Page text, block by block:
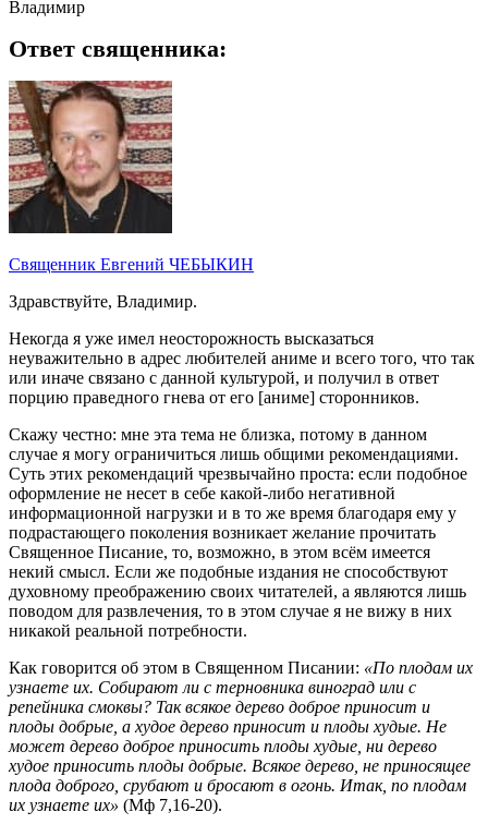
Владимир
Ответ священника:
Священник Евгений ЧЕБЫКИН
Здравствуйте, Владимир.
Некогда я уже имел неосторожность высказаться
неуважительно в адрес любителей аниме и всего того, что так
или иначе связано с данной культурой, и получил в ответ
порцию праведного гнева от его [аниме] сторонников.
Скажу честно: мне эта тема не близка, потому в данном
случае я могу ограничиться лишь общими рекомендациями.
Суть этих рекомендаций чрезвычайно проста: если подобное
оформление не несет в себе какой-либо негативной
информационной нагрузки и в то же время благодаря ему у
подрастающего поколения возникает желание прочитать
Священное Писание, то, возможно, в этом всём имеется
некий смысл. Если же подобные издания не способствуют
духовному преображению своих читателей, а являются лишь
поводом для развлечения, то в этом случае я не вижу в них
никакой реальной потребности.
Как говорится об этом в Священном Писании: «По плодам их
узнаете их. Собирают ли с терновника виноград или с
репейника смоквы? Так всякое дерево доброе приносит и
плоды добрые, а худое дерево приносит и плоды худые. Не
может дерево доброе приносить плоды худые, ни дерево
худое приносить плоды добрые. Всякое дерево, не приносящее
плода доброго, срубают и бросают в огонь. Итак, по плодам
их узнаете их» (Мф 7,16-20).